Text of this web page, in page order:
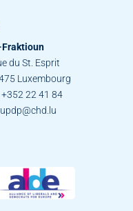
Fraktioun
du St. Esprit
Luxembourg
+352 22 41 84